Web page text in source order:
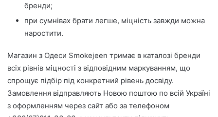
бренди;
при сумнівах брати легше, міцність завжди можна
наростити.
Магазин з Одеси Smokejeen тримає в каталозі бренди
всіх рівнів міцності з відповідним маркуванням, що
спрощує підбір під конкретний рівень досвіду.
Замовлення відправляють Новою поштою по всій Україні
з оформленням через сайт або за телефоном